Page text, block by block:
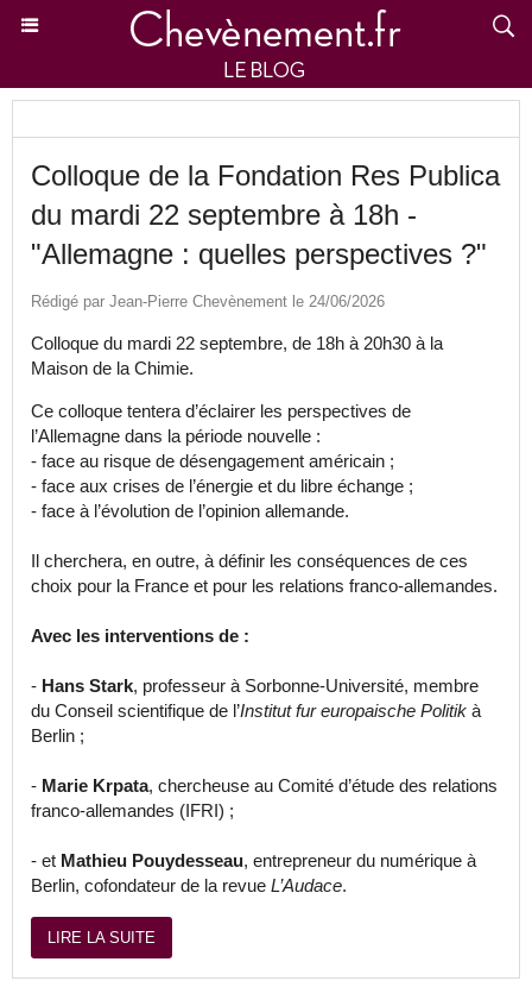
Colloque de la Fondation Res Publica
du mardi 22 septembre à 18h -
"Allemagne : quelles perspectives ?"
Rédigé par Jean-Pierre Chevènement le 24/06/2026
Colloque du mardi 22 septembre, de 18h à 20h30 à la
Maison de la Chimie.
Ce colloque tentera d’éclairer les perspectives de
l’Allemagne dans la période nouvelle :
- face au risque de désengagement américain ;
- face aux crises de l’énergie et du libre échange ;
- face à l’évolution de l’opinion allemande.
Il cherchera, en outre, à définir les conséquences de ces
choix pour la France et pour les relations franco-allemandes.
Avec les interventions de :
- Hans Stark, professeur à Sorbonne-Université, membre
du Conseil scientifique de l’Institut fur europaische Politik à
Berlin ;
- Marie Krpata, chercheuse au Comité d’étude des relations
franco-allemandes (IFRI) ;
- et Mathieu Pouydesseau, entrepreneur du numérique à
Berlin, cofondateur de la revue L’Audace.
LIRE LA SUITE